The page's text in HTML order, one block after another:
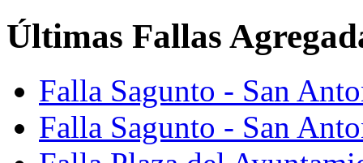
Últimas Fallas
Falla Sagunto - San
Falla Sagunto - San